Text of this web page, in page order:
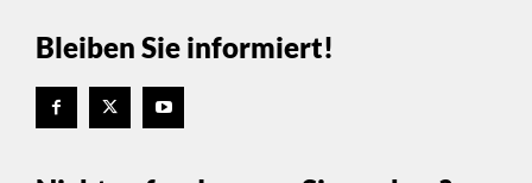
Bleiben Sie informiert!